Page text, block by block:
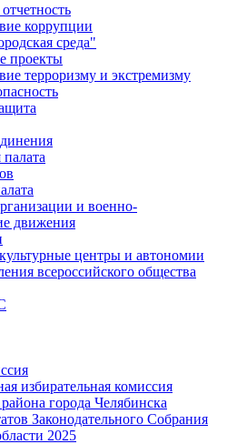
коррупции
среда"
проекты
терроризму и экстремизму
и военно-
движения
центры и автономии
всероссийского общества
избирательная комиссия
города Челябинска
Законодательного Собрания
2025